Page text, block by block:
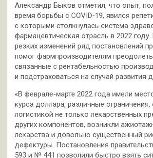
Александр Быков отметил, что опыт,
время борьбы с COVID-19, явился
с которыми столкнулась система
фармацевтическая отрасль в 2022 году.
резких изменений ряд постановлений
помог фармпроизводителям
связанные с рентабельностью
и подстраховаться на случай развития
«В феврале-марте 2022 года имели
курса доллара, различные
логистикой не только лекарственных
других компонентов, возникли
лекарства и довольно существенный
дефектуры. Постановления
593 и № 441 позволили быстро взять